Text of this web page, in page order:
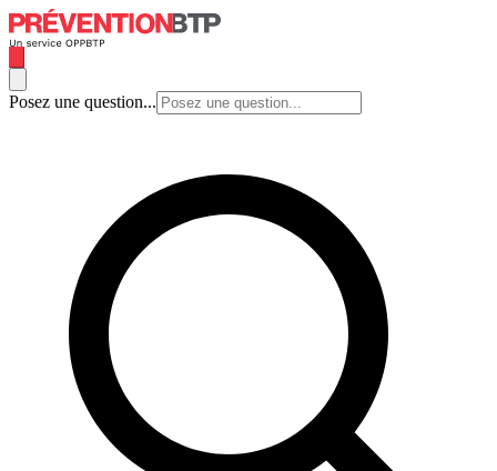
Posez une question...